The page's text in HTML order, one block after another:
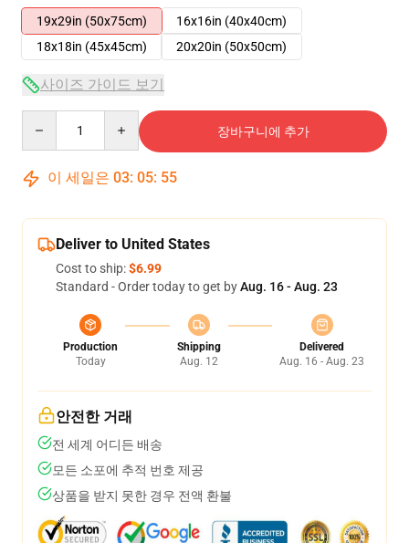
19x29in (50x75cm)
16x16in (40x40cm)
18x18in (45x45cm)
20x20in (50x50cm)
사이즈 가이드 보기
장바구니에 추가
이 세일은 03: 05: 54
Deliver to United States
Cost to ship:$6.99
Standard - Order today to get byAug. 16 - Aug. 23
Production
Today
Shipping
Aug. 12
Delivered
Aug. 16 - Aug. 23
안전한 거래
전 세계 어디든 배송
모든 소포에 추적 번호 제공
상품을 받지 못한 경우 전액 환불